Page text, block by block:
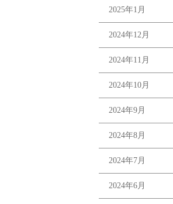
2025年1月
2024年12月
2024年11月
2024年10月
2024年9月
2024年8月
2024年7月
2024年6月